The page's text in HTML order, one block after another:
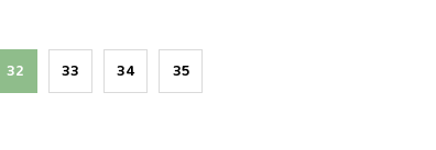
32 33 34 35